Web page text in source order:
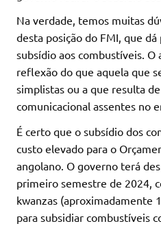
Na verdade, temos muitas
desta posição do FMI, que
subsídio aos combustíveis. O
reflexão do que aquela que
simplistas ou a que resulta
comunicacional assentes no
É certo que o subsídio dos
custo elevado para o
angolano. O governo terá
primeiro semestre de 2024,
kwanzas (aproximadamente
para subsidiar combustíveis